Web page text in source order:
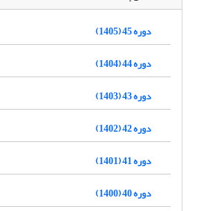
دوره 45 (1405)
دوره 44 (1404)
دوره 43 (1403)
دوره 42 (1402)
دوره 41 (1401)
دوره 40 (1400)